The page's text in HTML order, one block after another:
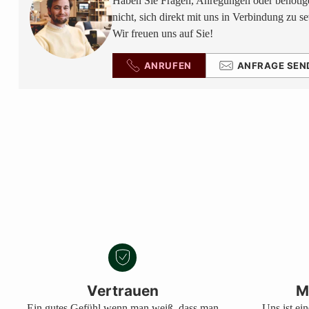
nicht, sich direkt mit uns in Verbindung zu
Wir freuen uns auf Sie!
ANRUFEN ANFRAGE
Vertrauen